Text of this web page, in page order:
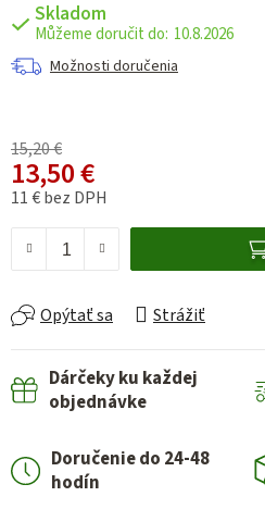
Skladom
10.8.2026
Možnosti doručenia
15,20 €
13,50 €
11 € bez DPH
Opýtať sa Strážiť
Dárčeky ku každej
objednávke
Doručenie do 24-48
hodín